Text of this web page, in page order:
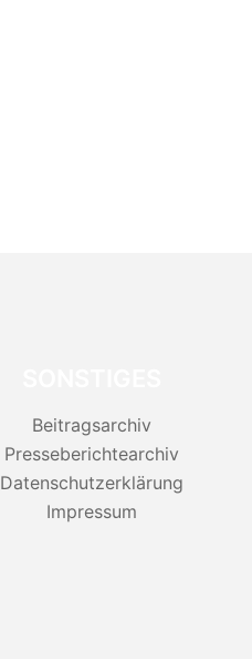
Beitragsarchiv
Presseberichtearchiv
Datenschutzerklärung
Impressum